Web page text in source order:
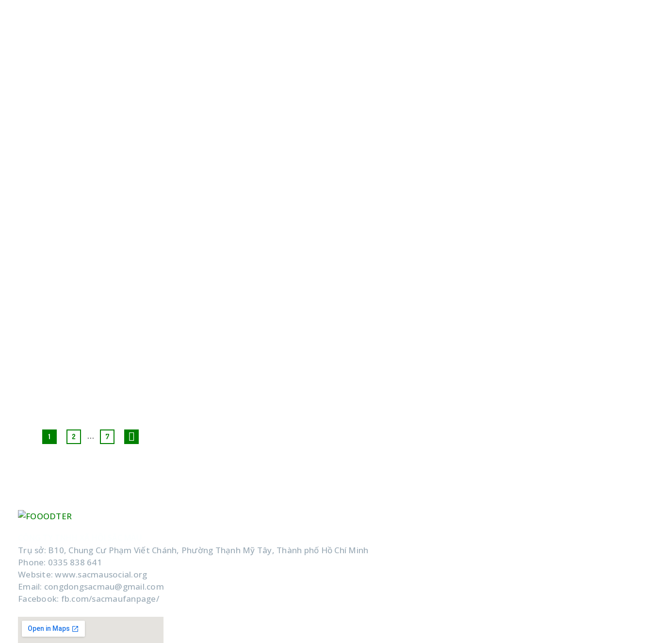
1 2 … 7
Trụ sở: B10, Chung Cư Phạm Viết Chánh, Phường Thạnh Mỹ Tây, Thành phố Hồ Chí Minh
Phone: 0335 838 641
Website: www.sacmausocial.org
Email: congdongsacmau@gmail.com
Facebook: fb.com/sacmaufanpage/